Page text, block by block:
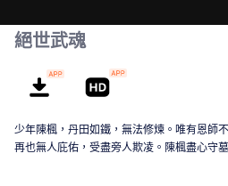
絕世武魂
少年陳楓，丹田如鐵，無法修煉。唯有恩師
再也無人庇佑，受盡旁人欺凌。陳楓盡心守